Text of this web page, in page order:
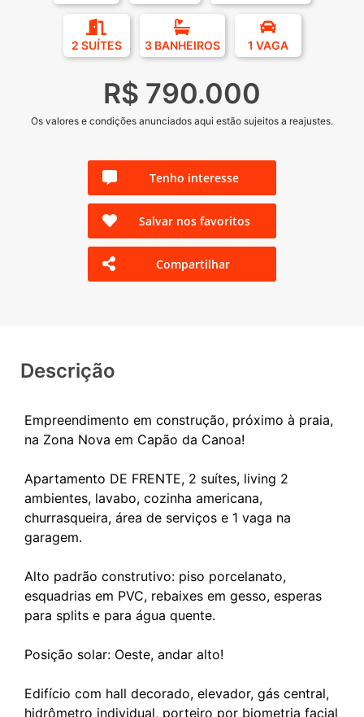
2 SUÍTES 3 BANHEIROS 1 VAGA
R$ 790.000
Os valores e condições anunciados aqui estão sujeitos a reajustes.
Tenho interesse
Salvar nos favoritos
Compartilhar
Descrição
Empreendimento em construção, próximo à praia,
na Zona Nova em Capão da Canoa!
Apartamento DE FRENTE, 2 suítes, living 2
ambientes, lavabo, cozinha americana,
churrasqueira, área de serviços e 1 vaga na
garagem.
Alto padrão construtivo: piso porcelanato,
esquadrias em PVC, rebaixes em gesso, esperas
para splits e para água quente.
Posição solar: Oeste, andar alto!
Edifício com hall decorado, elevador, gás central,
hidrômetro individual, porteiro por biometria facial